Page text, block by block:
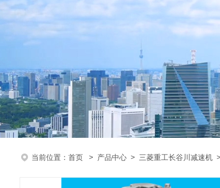
当前位置： 首页 > 产品中心 > 三菱重工长谷川减速机